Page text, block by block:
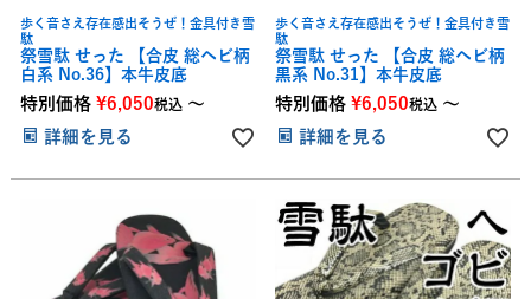
歩く音さえ存在感出そうぜ！金具付き雪
駄
祭雪駄 せった 【合皮 総ヘビ柄
白系 No.36】本牛皮底
特別価格 ¥6,050税込 〜
詳細を見る
歩く音さえ存在感出そうぜ！金具付き雪
駄
祭雪駄 せった 【合皮 総ヘビ柄
黒系 No.31】本牛皮底
特別価格 ¥6,050税込 〜
詳細を見る